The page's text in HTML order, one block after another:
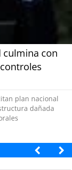
culmina con
plan nacional
dañada